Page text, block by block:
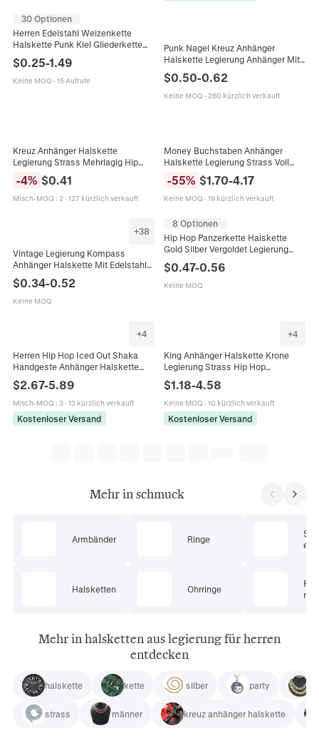
30 Optionen
Herren Edelstahl Weizenkette
Halskette Punk Kiel Gliederkette
Silber Spiga Halskette Schmuck
Für Täglich Party Kleidung
$0.25-1.49
Keine MOQ · 15 Aufrufe
Punk Nagel Kreuz Anhänger
Halskette Legierung Anhänger Mit
Edelstahl Kette Gothic Schmuck
Für Herren Damen Hip Hop Stil
$0.50-0.62
Keine MOQ · 260 kürzlich verkauft
Kreuz Anhänger Halskette
Legierung Strass Mehrlagig Hip
Hop Gothic Schmuck Für Männer
Unisex Silber
-4% $0.41
Misch-MOQ : 2· 127 kürzlich verkauft
Money Buchstaben Anhänger
Halskette Legierung Strass Voll
Diamant Iced Out Cuban Link Kette
Hip Hop Punk Schmuck Für Herren
-55% $1.70-4.17
Keine MOQ · 19 kürzlich verkauft
+38
Vintage Legierung Kompass
Anhänger Halskette Mit Edelstahl
Nautischer Schmuck Geschenk
Silber Gold Schwarz
$0.34-0.52
Keine MOQ
8 Optionen
Hip Hop Panzerkette Halskette
Gold Silber Vergoldet Legierung
Doppelseitiges Schleifen Schmuck
Für Damen Herren Mode
$0.47-0.56
Keine MOQ
+4
Herren Hip Hop Iced Out Shaka
Handgeste Anhänger Halskette
Zinklegierung Strass Schmuck
Coole Panzerkette
$2.67-5.89
Misch-MOQ : 3· 13 kürzlich verkauft
Kostenloser Versand
+4
King Anhänger Halskette Krone
Legierung Strass Hip Hop
Streetwear Herren Schmuck Iced
Out Cuban Link
$1.18-4.58
Keine MOQ · 10 kürzlich verkauft
Kostenloser Versand
Mehr in schmuck
Armbänder
Halsketten
Ringe
Ohrringe
ets
Mehr in halsketten aus legierung für herren
entdecken
halskette kette silber party
strass männer kreuz anhänger halskette